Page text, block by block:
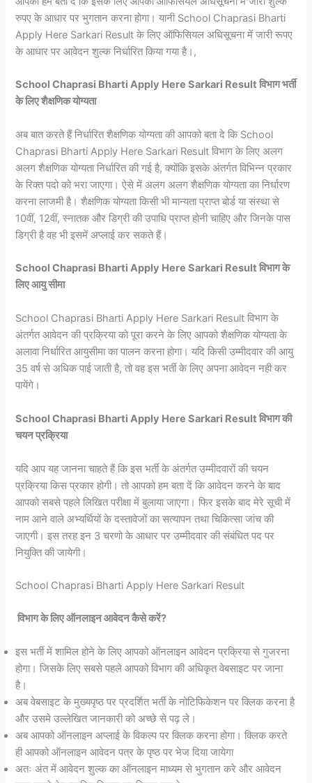
रुपए के आधार पर भुगतान करना होगा। यानी School Chaprasi Bharti
Apply Here Sarkari Result के लिए ऑफिसियल अधिसूचना में जारी रूपए
के आधार पर आवेदन शुल्क निर्धारित किया गया है।,
School Chaprasi Bharti Apply Here Sarkari Result विभाग भर्ती
के लिए शैक्षणिक योग्यता
अब बात करते हैं निर्धारित शैक्षणिक योग्यता की आपको बता दे कि School
Chaprasi Bharti Apply Here Sarkari Result विभाग के लिए अलग
अलग शैक्षणिक योग्यता निर्धारित की गई है, क्योंकि इसके अंतर्गत विभिन्न प्रकार
के रिक्त पदो को भरा जाएगा। ऐसे में अलग अलग शैक्षणिक योग्यता का निर्धारण
करना लाजमी है। शैक्षणिक योग्यता किसी भी मान्यता प्राप्त बोर्ड या संस्था से
10वीं, 12वीं, स्नातक और डिग्री की उपाधि प्राप्त होनी चाहिए और जिनके पास
डिग्री है वह भी इसमें अप्लाई कर सकते हैं।
School Chaprasi Bharti Apply Here Sarkari Result विभाग के
लिए आयु सीमा
School Chaprasi Bharti Apply Here Sarkari Result विभाग के
अंतर्गत आवेदन की प्रक्रिया को पूरा करने के लिए आपको शैक्षणिक योग्यता के
अलावा निर्धारित आयुसीमा का पालन करना होगा। यदि किसी उम्मीदवार की आयु
35 वर्ष से अधिक पाई जाती है, तो वह इस भर्ती के लिए अपना आवेदन नही कर
पायेंगे।
School Chaprasi Bharti Apply Here Sarkari Result विभाग की
चयन प्रक्रिया
यदि आप यह जानना चाहते हैं कि इस भर्ती के अंतर्गत उम्मीदवारों की चयन
प्रक्रिया किस प्रकार होगी। तो आपको हम बता दें कि आवेदन करने के बाद
आपको सबसे पहले लिखित परीक्षा में बुलाया जाएगा। फिर इसके बाद मेरे सूची में
नाम आने वाले अभ्यर्थियों के दस्तावेजों का सत्यापन तथा चिकित्सा जांच की
जाएगी। इस तरह इन 3 चरणो के आधार पर उम्मीदवार की संबंधित पद पर
नियुक्ति की जायेगी।
School Chaprasi Bharti Apply Here Sarkari Result
विभाग के लिए ऑनलाइन आवेदन कैसे करें?
इस भर्ती में शामिल होने के लिए आपको ऑनलाइन आवेदन प्रक्रिया से गुजरना
होगा। जिसके लिए सबसे पहले आपको विभाग की अधिकृत वेबसाइट पर जाना
है।
अब वेबसाइट के मुख्यपृष्ठ पर प्रदर्शित भर्ती के नोटिफिकेशन पर क्लिक करना है
और उसमे उल्लेखित जानकारी को अच्छे से पढ़ ले।
अब आपको ऑनलाइन अप्लाई के विकल्प पर क्लिक करना होगा। क्लिक करते
ही आपको ऑनलाइन आवेदन पत्र के पृष्ठ पर भेज दिया जायेगा
अतः अंत में आवेदन शुल्क का ऑनलाइन माध्यम से भुगतान करे और आवेदन